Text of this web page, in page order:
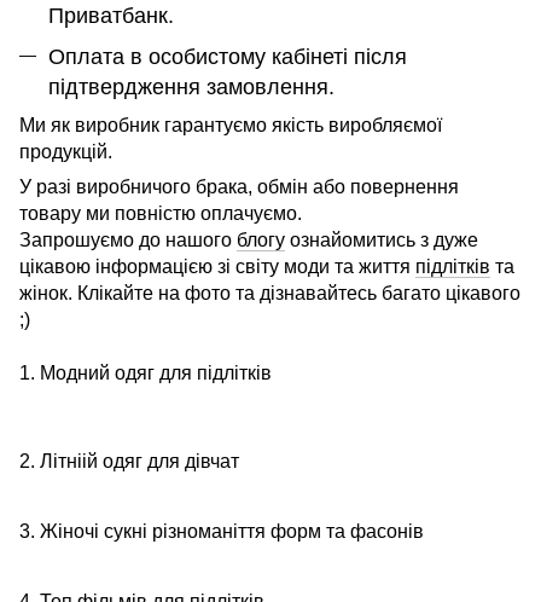
Приватбанк.
Оплата в особистому кабінеті після
підтвердження замовлення.
Ми як виробник гарантуємо якість виробляємої
продукцій.
У разі виробничого брака, обмін або повернення
товару ми повністю оплачуємо.
Запрошуємо до нашого блогу ознайомитись з дуже
цікавою інформацією зі світу моди та життя підлітків та
жінок. Клікайте на фото та дізнавайтесь багато цікавого
;)
1. Модний одяг для підлітків
2. Літніій одяг для дівчат
3. Жіночі сукні різноманіття форм та фасонів